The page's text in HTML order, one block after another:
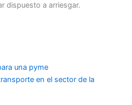
dispuesto a arriesgar.
una pyme
en el sector de la